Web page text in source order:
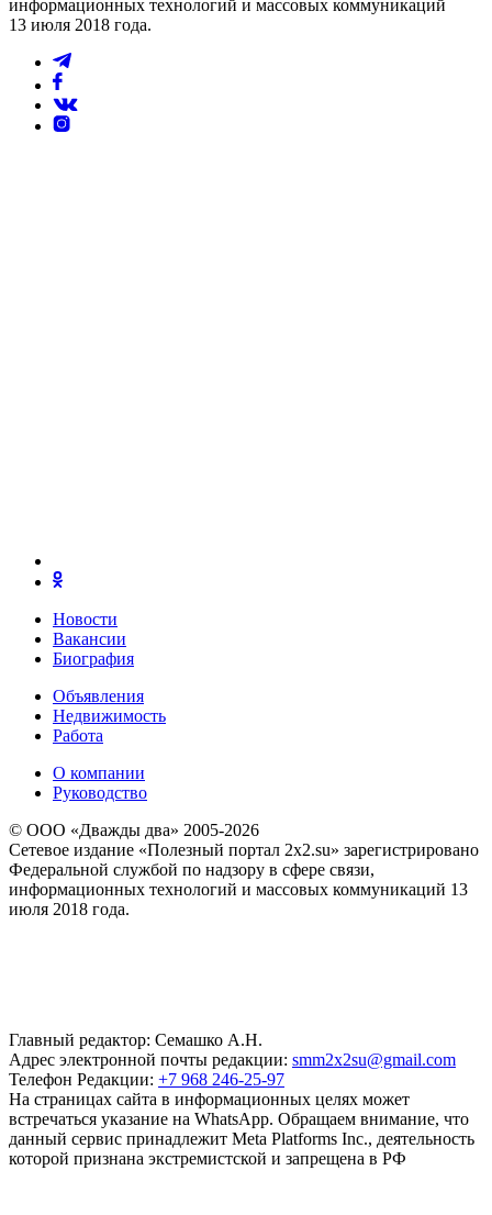
информационных технологий и массовых коммуникаций
13 июля 2018 года.
Новости
Вакансии
Биография
Объявления
Недвижимость
Работа
О компании
Руководство
© ООО «Дважды два» 2005-2026
Сетевое издание «Полезный портал 2x2.su» зарегистрировано
Федеральной службой по надзору в сфере связи,
информационных технологий и массовых коммуникаций 13
июля 2018 года.
Главный редактор: Семашко А.Н.
Адрес электронной почты редакции: smm2x2su@gmail.com
Телефон Редакции: +7 968 246-25-97
На страницах сайта в информационных целях может
встречаться указание на WhatsApp. Обращаем внимание, что
данный сервис принадлежит Meta Platforms Inc., деятельность
которой признана экстремистской и запрещена в РФ